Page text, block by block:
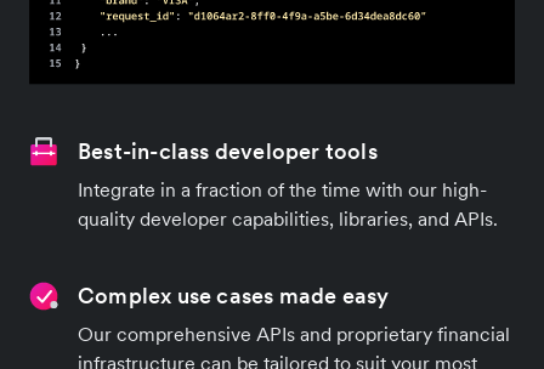
Best-in-class developer tools
Integrate in a fraction of the time with our high-
quality developer capabilities, libraries, and APIs.
Complex use cases made easy
Our comprehensive APIs and proprietary financial
infrastructure can be tailored to suit your most